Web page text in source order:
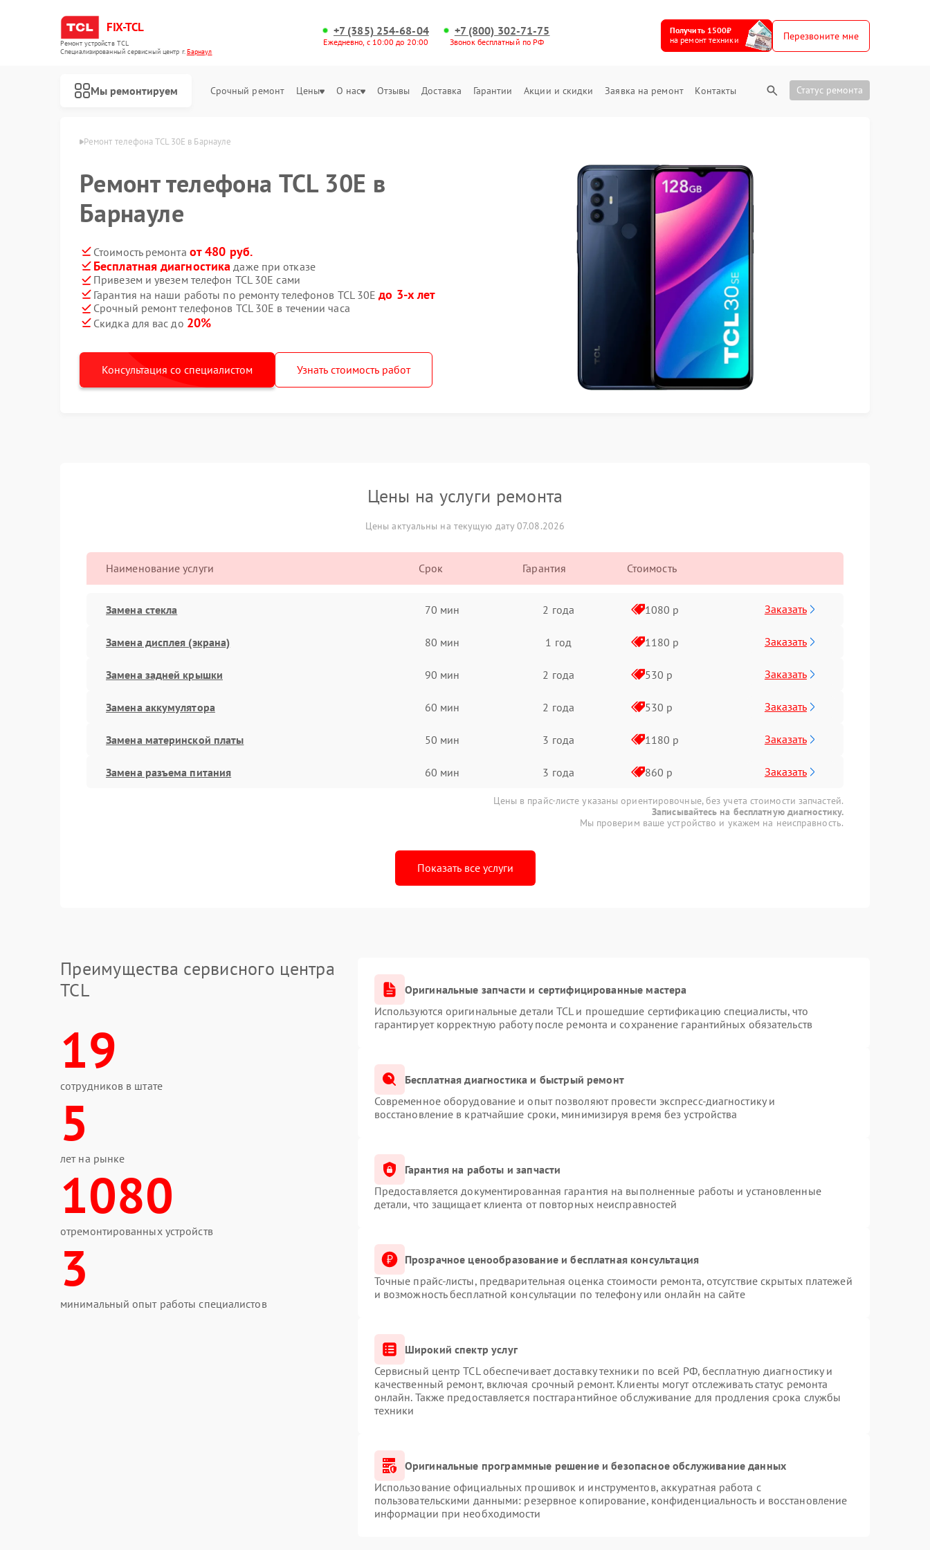
FIX-TCL
Ремонт устройств TCL
Специализированный cервисный центр г.Барнаул
+7 (385) 254-68-04
Ежедневно, с 10:00 до 20:00
+7 (800) 302-71-75
Звонок бесплатный по РФ
Получить 1500₽
на ремонт техники
Перезвоните мне
Мы ремонтируем Срочный ремонт Цены О нас Отзывы Доставка Гарантии Акции и скидки Заявка на ремонт Контакты Статус ремонта
Ремонт телефона TCL 30Е в Барнауле
Ремонт телефона TCL 30Е в
Барнауле
Стоимость ремонта от 480 руб.
Бесплатная диагностика даже при отказе
Привезем и увезем телефон TCL 30Е сами
Гарантия на наши работы по ремонту телефонов TCL 30Едо 3-х лет
Срочный ремонт телефонов TCL 30Е в течении часа
Скидка для вас до 20%
Консультация со специалистом Узнать стоимость работ
Цены на услуги ремонта
Цены актуальны на текущую дату 07.08.2026
Наименование услуги Срок Гарантия Стоимость
Замена стекла 70 мин 2 года 1080 р Заказать
Замена дисплея (экрана) 80 мин 1 год 1180 р Заказать
Замена задней крышки 90 мин 2 года 530 р Заказать
Замена аккумулятора 60 мин 2 года 530 р Заказать
Замена материнской платы 50 мин 3 года 1180 р Заказать
Замена разъема питания 60 мин 3 года 860 р Заказать
Цены в прайс-листе указаны ориентировочные, без учета стоимости запчастей.
Записывайтесь на бесплатную диагностику.
Мы проверим ваше устройство и укажем на неисправность.
Показать все услуги
Преимущества сервисного центра
TCL
19
сотрудников в штате
5
лет на рынке
1080
отремонтированных устройств
3
минимальный опыт работы специалистов
Оригинальные запчасти и сертифицированные мастера
Используются оригинальные детали TCL и прошедшие сертификацию специалисты, что
гарантирует корректную работу после ремонта и сохранение гарантийных обязательств
Бесплатная диагностика и быстрый ремонт
Современное оборудование и опыт позволяют провести экспресс-диагностику и
восстановление в кратчайшие сроки, минимизируя время без устройства
Гарантия на работы и запчасти
Предоставляется документированная гарантия на выполненные работы и установленные
детали, что защищает клиента от повторных неисправностей
Прозрачное ценообразование и бесплатная консультация
Точные прайс-листы, предварительная оценка стоимости ремонта, отсутствие скрытых платежей
и возможность бесплатной консультации по телефону или онлайн на сайте
Широкий спектр услуг
Сервисный центр TCL обеспечивает доставку техники по всей РФ, бесплатную диагностику и
качественный ремонт, включая срочный ремонт. Клиенты могут отслеживать статус ремонта
онлайн. Также предоставляется постгарантийное обслуживание для продления срока службы
техники
Оригинальные программные решение и безопасное обслуживание данных
Использование официальных прошивок и инструментов, аккуратная работа с
пользовательскими данными: резервное копирование, конфиденциальность и восстановление
информации при необходимости